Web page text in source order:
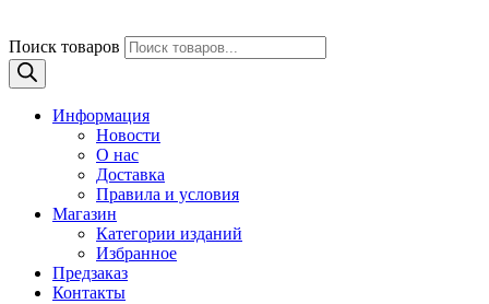
Поиск товаров
Информация
Новости
О нас
Доставка
Правила и условия
Магазин
Категории изданий
Избранное
Предзаказ
Контакты